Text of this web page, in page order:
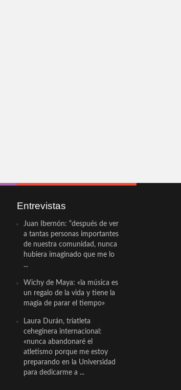
Entrevistas
Juan Ibernón: “después de ver
a tantas personas importantes
de nuestra comunidad, nunca
hubiera imaginado que me lo
...
Wichy de Maya: «la música es
un regalo de la vida y tiene la
magia de parar el tiempo»
Laura Durán, triatleta
ceheginera internacional:
«nunca abandonaré el
atletismo porque me estoy
preparando en la Universidad
para dedicarme a ...